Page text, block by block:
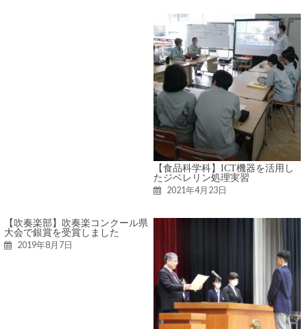
【食品科学科】ICT機器を活用し
たジベレリン処理実習
2021年4月23日
【吹奏楽部】吹奏楽コンクール県
大会で銀賞を受賞しました
2019年8月7日